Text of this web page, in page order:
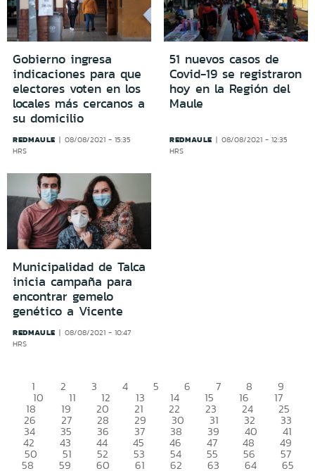
Gobierno ingresa
indicaciones para que
electores voten en los
locales más cercanos a
su domicilio
REDMAULE
08/08/2021 - 15:35
HRS
51 nuevos casos de
Covid-19 se registraron
hoy en la Región del
Maule
REDMAULE
08/08/2021 - 12:35
HRS
Municipalidad de Talca
inicia campaña para
encontrar gemelo
genético a Vicente
REDMAULE
08/08/2021 - 10:47
HRS
1 2 3 4 5 6 7 8 9
10 11 12 13 14 15 16 17
18 19 20 21 22 23 24 25
26 27 28 29 30 31 32 33
34 35 36 37 38 39 40 41
42 43 44 45 46 47 48 49
50 51 52 53 54 55 56 57
58 59 60 61 62 63 64 65